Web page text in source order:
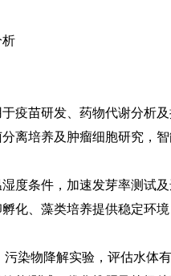
析
疫苗研发、药物代谢分析
离培养及肿瘤细胞研究，
度条件，加速发芽率测试及
化、藻类培养提供稳定环境
染物降解实验，评估水体